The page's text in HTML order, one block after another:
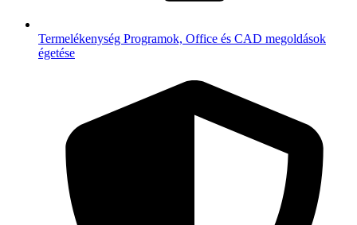
Termelékenység Programok, Office és CAD megoldások
égetése